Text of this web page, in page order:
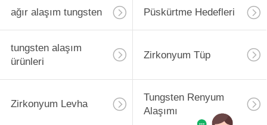
ağır alaşım tungsten Püskürtme Hedefleri
tungsten alaşım
ürünleri
Zirkonyum Tüp
Zirkonyum Levha
Tungsten Renyum
Alaşımı